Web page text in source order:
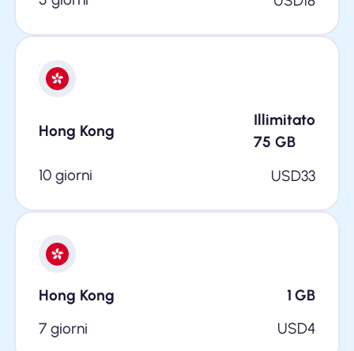
Hong Kong
Illimitato
75 GB
10 giorni
USD33
Hong Kong 1 GB
7 giorni
USD4